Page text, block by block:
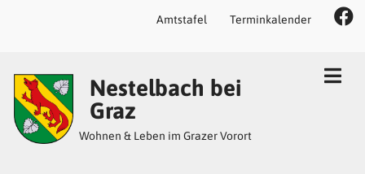
Accesskey
1)
Accesskey
2)
Accesskey
3)
Amtstafel Terminkalender
Nestelbach bei
Graz
Wohnen & Leben im Grazer Vorort